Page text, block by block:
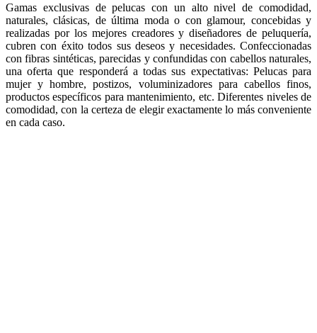
Gamas exclusivas de pelucas con un alto nivel de comodidad,
naturales, clásicas, de última moda o con glamour, concebidas y
realizadas por los mejores creadores y diseñadores de peluquería,
cubren con éxito todos sus deseos y necesidades. Confeccionadas
con fibras sintéticas, parecidas y confundidas con cabellos naturales,
una oferta que responderá a todas sus expectativas: Pelucas para
mujer y hombre, postizos, voluminizadores para cabellos finos,
productos específicos para mantenimiento, etc. Diferentes niveles de
comodidad, con la certeza de elegir exactamente lo más conveniente
en cada caso.